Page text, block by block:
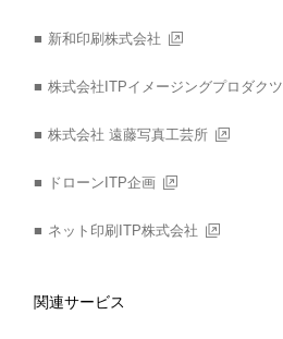
新和印刷株式会社
株式会社ITPイメージングプロダクツ
株式会社 遠藤写真工芸所
ドローンITP企画
ネット印刷ITP株式会社
関連サービス